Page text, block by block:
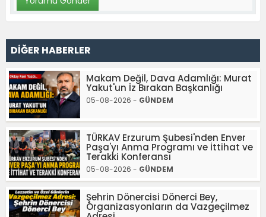
DİĞER HABERLER
Makam Değil, Dava Adamlığı: Murat
Yakut'un İz Bırakan Başkanlığı
05-08-2026 - GÜNDEM
TÜRKAV Erzurum Şubesi'nden Enver
Paşa'yı Anma Programı ve İttihat ve
Terakki Konferansı
05-08-2026 - GÜNDEM
Şehrin Dönercisi Dönerci Bey,
Organizasyonların da Vazgeçilmez